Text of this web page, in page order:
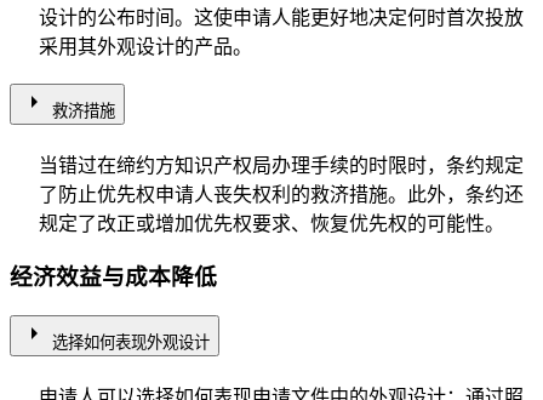
设计的公布时间。这使申请人能更好地决定何时首次投放
采用其外观设计的产品。
arrow_right 救济措施
当错过在缔约方知识产权局办理手续的时限时，条约规定
了防止优先权申请人丧失权利的救济措施。此外，条约还
规定了改正或增加优先权要求、恢复优先权的可能性。
经济效益与成本降低
arrow_right 选择如何表现外观设计